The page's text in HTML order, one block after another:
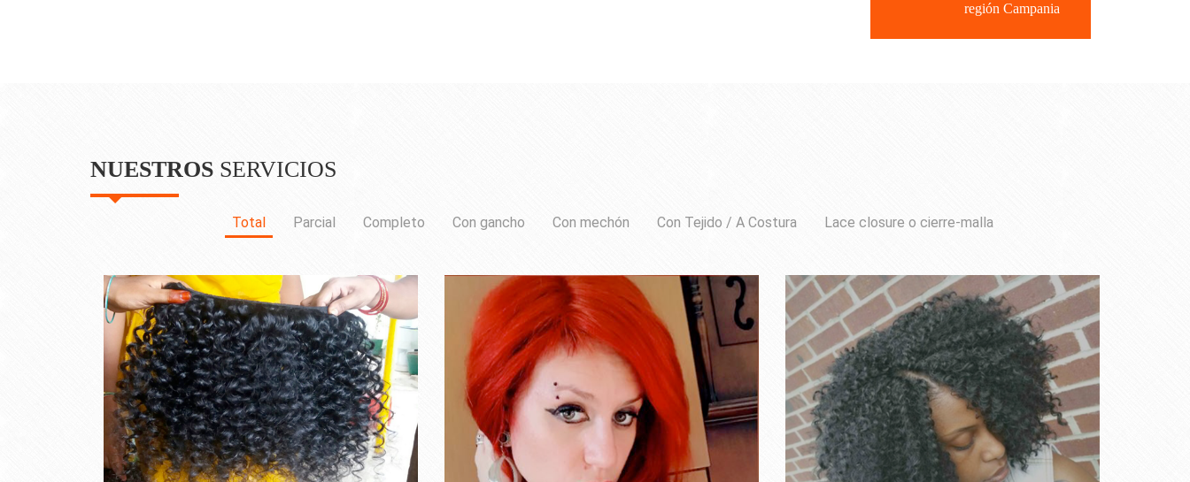
región Campania
NUESTROS SERVICIOS
Total Parcial Completo Con gancho Con mechón Con Tejido / A Costura Lace closure o cierre-malla